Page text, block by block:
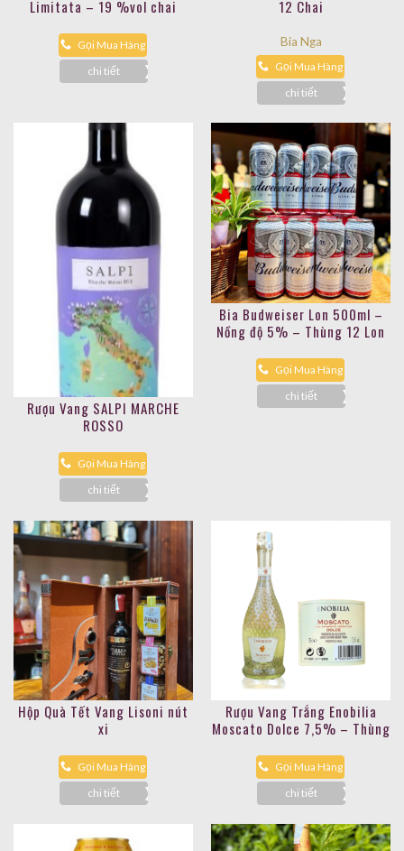
Limitata – 19 %vol chai
Gọi Mua Hàng
chi tiết
12 Chai
Bia Nga
Gọi Mua Hàng
chi tiết
Rượu Vang SALPI MARCHE
ROSSO
Gọi Mua Hàng
chi tiết
Bia Budweiser Lon 500ml –
Nồng độ 5% – Thùng 12 Lon
Gọi Mua Hàng
chi tiết
Hộp Quà Tết Vang Lisoni nút
xi
Gọi Mua Hàng
chi tiết
Rượu Vang Trắng Enobilia
Moscato Dolce 7,5% – Thùng
Gọi Mua Hàng
chi tiết